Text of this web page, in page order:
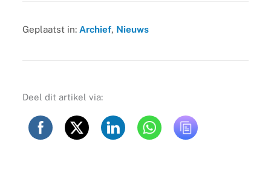
Geplaatst in: Archief, Nieuws
Deel dit artikel via: